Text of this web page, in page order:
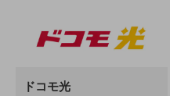
人材育成制度
広告・協賛
ドコモ光